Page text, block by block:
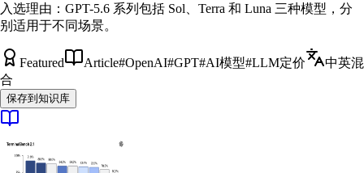
入选理由： GPT-5.6 系列包括 Sol、Terra 和 Luna 三种模型，分
别适用于不同场景。
Featured Article#OpenAI#GPT#AI模型#LLM定价
中英混
合
保存到知识库